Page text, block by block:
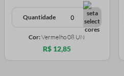
Quantidade
Cor:Vermelho 08 UN
R$ 12,85